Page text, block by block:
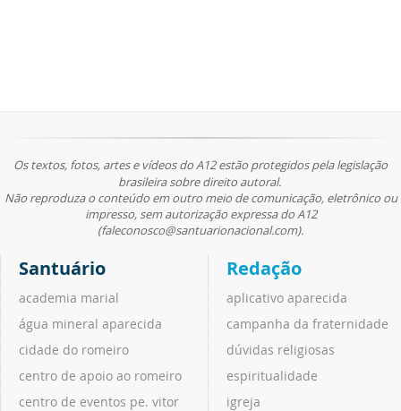
Os textos, fotos, artes e vídeos do A12 estão protegidos pela legislação
brasileira sobre direito autoral.
Não reproduza o conteúdo em outro meio de comunicação, eletrônico ou
impresso, sem autorização expressa do A12
(faleconosco@santuarionacional.com).
Santuário
academia marial
água mineral aparecida
cidade do romeiro
centro de apoio ao romeiro
centro de eventos pe. vitor
Redação
aplicativo aparecida
campanha da fraternidade
dúvidas religiosas
espiritualidade
igreja